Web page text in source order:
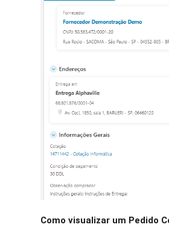
Como visualizar um Pedido